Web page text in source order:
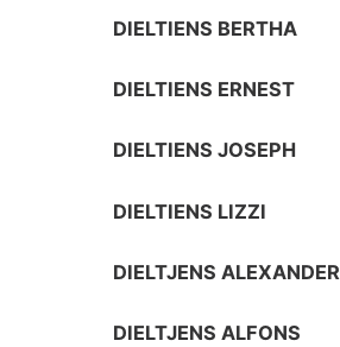
DIELTIENS BERTHA
DIELTIENS ERNEST
DIELTIENS JOSEPH
DIELTIENS LIZZI
DIELTJENS ALEXANDER
DIELTJENS ALFONS